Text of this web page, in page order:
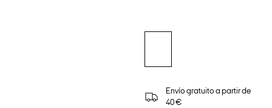
Envío gratuito a partir de
40 €